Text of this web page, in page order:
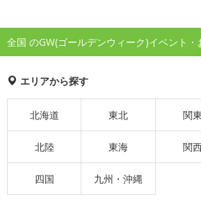
全国 のGW(ゴールデンウィーク)イベント
エリアから探す
北海道 東北 関東
北陸 東海 関
四国 九州・沖縄